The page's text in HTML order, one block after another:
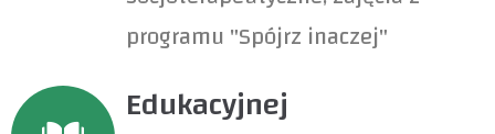
programu "Spójrz inaczej"
Edukacyjnej